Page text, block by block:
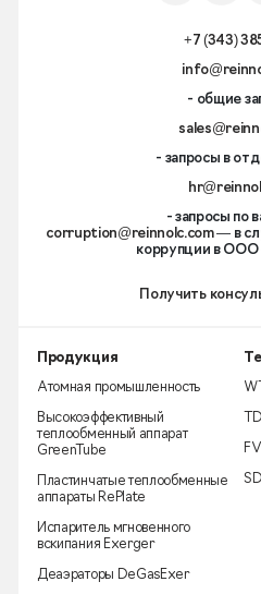
+7 (343)
- общие
- запросы в
- запросы по
corruption@reinnolc.com— в
коррупции в ООО
Получить
Продукция
Атомная промышленность
Высокоэффективный
теплообменный аппарат
GreenTube
Пластинчатые теплообменные
аппараты RePlate
Испаритель мгновенного
вскипания Exerger
Деаэраторы DeGasExer